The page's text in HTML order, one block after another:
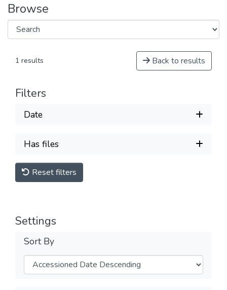
Browse
1 results Back to results
Filters
Date
Has files
Reset filters
Settings
Sort By